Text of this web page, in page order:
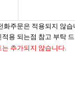
화주문은 적용되지 않습
용 되는점 참고 부탁
추가되지 않습니다.